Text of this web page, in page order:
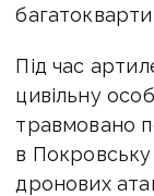
Під час
цивільну
травмовано
в Покровську
дронових